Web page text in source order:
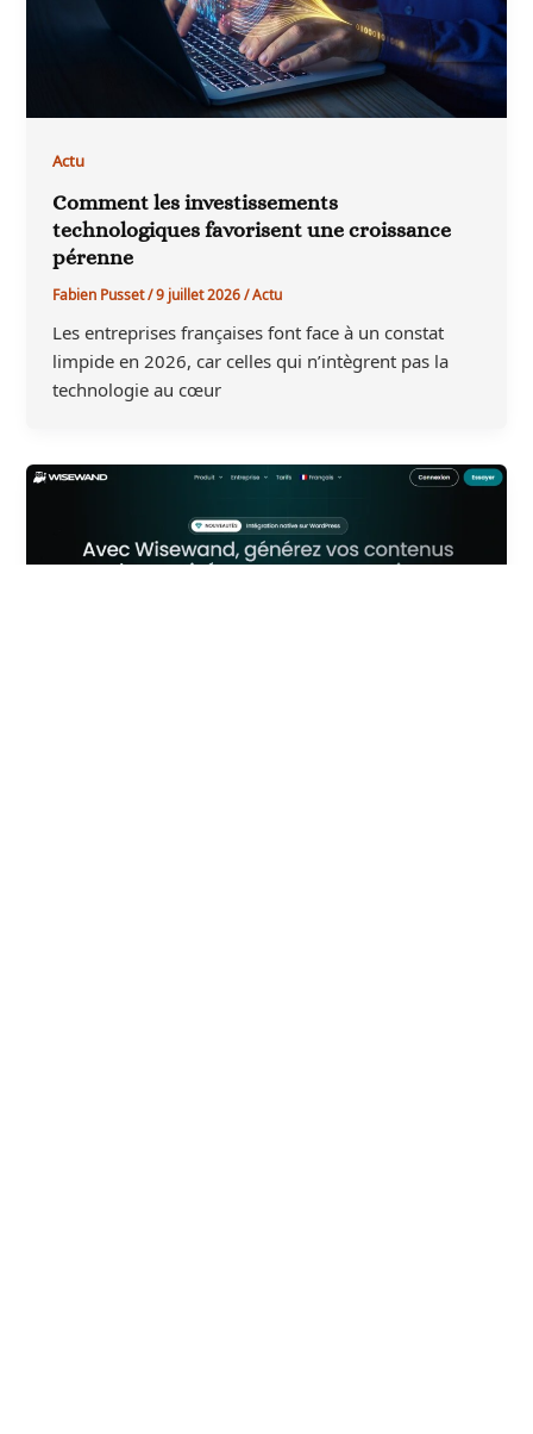
Actu
Comment les investissements
technologiques favorisent une croissance
pérenne
Fabien Pusset/9 juillet 2026/Actu
Les entreprises françaises font face à un constat
limpide en 2026, car celles qui n’intègrent pas la
technologie au cœur